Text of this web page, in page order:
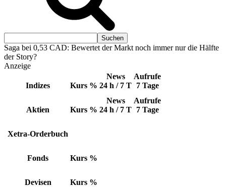
Saga bei 0,53 CAD: Bewertet der Markt noch immer nur die Hälfte
der Story?
Anzeige
Indizes Kurs %
News
24 h / 7 T
Aufrufe
7 Tage
Aktien Kurs %
News
24 h / 7 T
Aufrufe
7 Tage
Xetra-Orderbuch
Fonds Kurs %
Devisen Kurs %